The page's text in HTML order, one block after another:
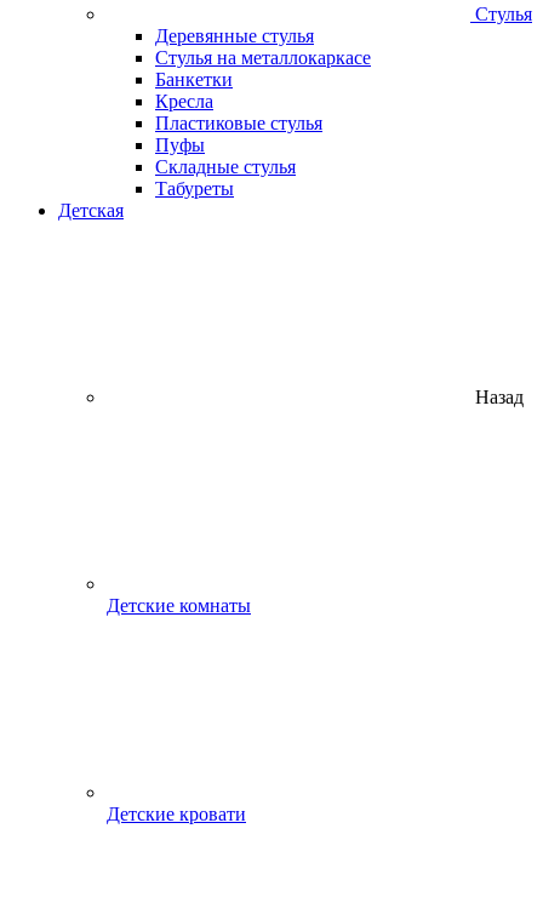
Стулья
Деревянные стулья
Стулья на металлокаркасе
Банкетки
Кресла
Пластиковые стулья
Пуфы
Складные стулья
Табуреты
Детская
Назад
Детские комнаты
Детские кровати